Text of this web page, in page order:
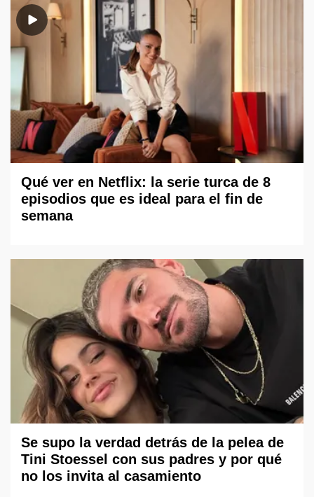
Qué ver en Netflix: la serie turca de 8
episodios que es ideal para el fin de
semana
Se supo la verdad detrás de la pelea de
Tini Stoessel con sus padres y por qué
no los invita al casamiento